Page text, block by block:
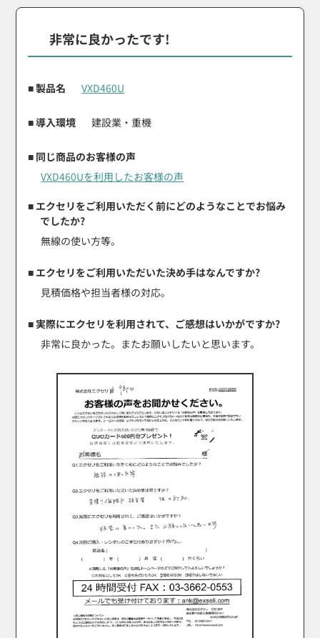
非常に良かったです!
■ 製品名 VXD460U
■ 導入環境 建設業・重機
■ 同じ商品のお客様の声
VXD460Uを利用したお客様の声
■ エクセリをご利用いただく前にどのようなことでお悩み
でしたか?
無線の使い方等。
■ エクセリをご利用いただいた決め手はなんですか?
見積価格や担当者様の対応。
■ 実際にエクセリを利用されて、ご感想はいかがですか?
非常に良かった。またお願いしたいと思います。